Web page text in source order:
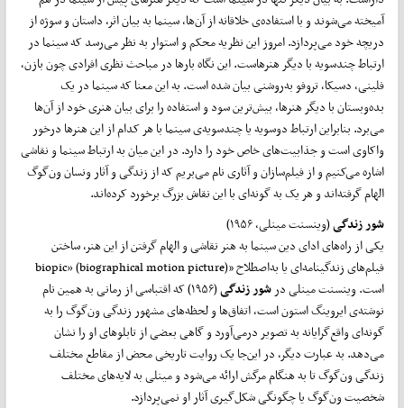
آمیخته می‌شوند و با استفاده‌ی خلاقانه از آن‌ها، سینما به بیان اثر، داستان و سوژه از
دریچه خود می‌پردازد. امروز این نظریه محکم و استوار به نظر می‌رسد که سینما در
ارتباط چندسویه با دیگر هنرهاست. این نگاه بارها در مباحث نظری افرادی چون بازن،
فلینی، دسیکا، تروفو به‌روشنی بیان شده است. به این معنا که سینما در یک
بده‌وبستان با دیگر هنرها، بیش‌ترین سود و استفاده را برای بیان هنری خود از آن‌ها
می‌برد. بنابراین ارتباط دوسویه یا چندسویه‌ی سینما با هر کدام از این هنرها درخور
واکاوی است و جذابیت‌های خاص خود را دارد. در این میان به ارتباط سینما و نقاشی
اشاره می‌کنیم و از فیلم‌سازان و آثاری نام می‌بریم که از زندگی و آثار ونسان ون‌گوگ
الهام گرفته‌اند و هر یک به گونه‌ای با این نقاش بزرگ برخورد کرده‌اند.
شور زندگی(وینسنت مینلی، ۱۹۵۶)
یکی از راه‌های ادای دین سینما به هنر نقاشی و الهام گرفتن از این هنر، ساختن
فیلم‌های زندگینامه‌ای یا به‌اصطلاح «biopic» (biographical motion picture)
است. وینسنت مینلی در شور زندگی
(۱۹۵۶) که اقتباسی از رمانی به همین نام
نوشته‌ی ایروینگ استون است، اتفاق‌ها و لحظه‌های مشهور زندگی ون‌گوگ را به
گونه‌ای واقع‌گرایانه به تصویر درمی‌آورد و گاهی بعضی از تابلوهای او را نشان
می‌دهد. به عبارت دیگر، در این‌جا یک روایت تاریخی محض از مقاطع مختلف
زندگی ون‌گوگ تا به هنگام مرگش ارائه می‌شود و مینلی به لایه‌های مختلف
شخصیت ون‌گوگ یا چگونگی شکل‌گیری آثار او نمی‌پردازد.